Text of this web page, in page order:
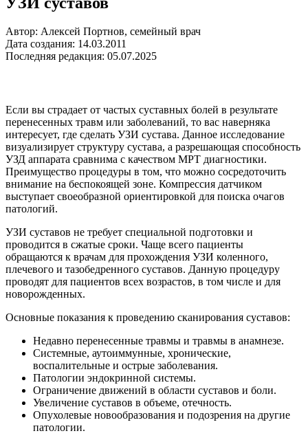
Автор: Алексей Портнов, семейный врач
Дата создания: 14.03.2011
Последняя редакция: 05.07.2025
Если вы страдает от частых суставных болей в результате
перенесенных травм или заболеваний, то вас наверняка
интересует, где сделать УЗИ сустава. Данное исследование
визуализирует структуру сустава, а разрешающая способность
УЗД аппарата сравнима с качеством МРТ диагностики.
Преимущество процедуры в том, что можно сосредоточить
внимание на беспокоящей зоне. Компрессия датчиком
выступает своеобразной ориентировкой для поиска очагов
патологий.
УЗИ суставов не требует специальной подготовки и
проводится в сжатые сроки. Чаще всего пациенты
обращаются к врачам для прохождения УЗИ коленного,
плечевого и тазобедренного суставов. Данную процедуру
проводят для пациентов всех возрастов, в том числе и для
новорожденных.
Основные показания к проведению сканирования суставов:
Недавно перенесенные травмы и травмы в анамнезе.
Системные, аутоиммунные, хронические,
воспалительные и острые заболевания.
Патологии эндокринной системы.
Ограничение движений в области суставов и боли.
Увеличение суставов в объеме, отечность.
Опухолевые новообразования и подозрения на другие
патологии.